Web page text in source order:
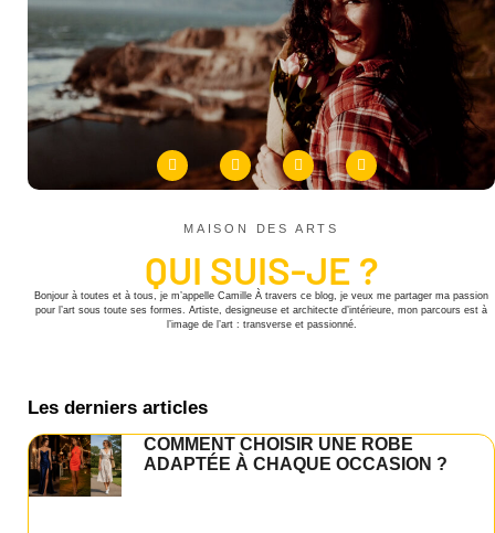
MAISON DES ARTS
QUI SUIS-JE ?
Bonjour à toutes et à tous, je m’appelle Camille À travers ce blog, je veux me partager ma passion
pour l’art sous toute ses formes. Artiste, designeuse et architecte d’intérieure, mon parcours est à
l’image de l’art : transverse et passionné.
Les derniers articles
COMMENT CHOISIR UNE ROBE
ADAPTÉE À CHAQUE OCCASION ?